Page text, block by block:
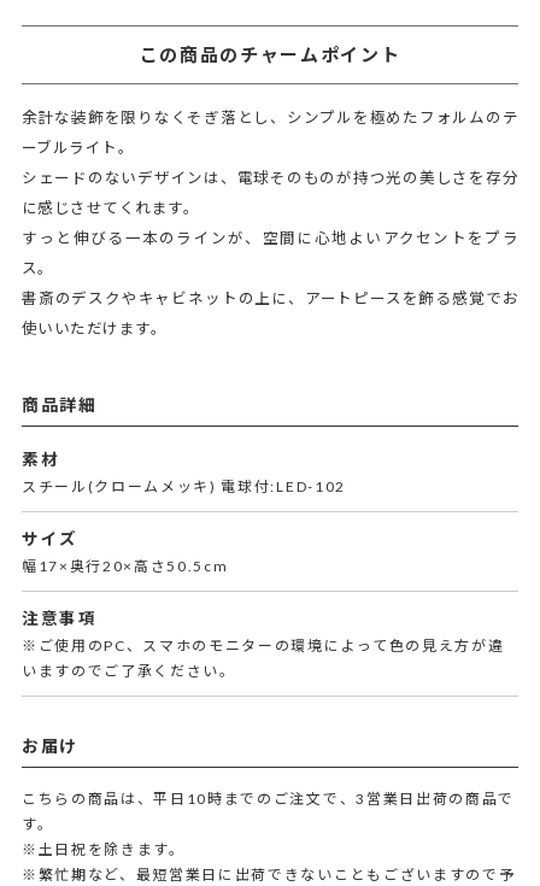
この商品のチャームポイント
余計な装飾を限りなくそぎ落とし、シンプルを極めたフォルムのテ
ーブルライト。
シェードのないデザインは、電球そのものが持つ光の美しさを存分
に感じさせてくれます。
すっと伸びる一本のラインが、空間に心地よいアクセントをプラ
ス。
書斎のデスクやキャビネットの上に、アートピースを飾る感覚でお
使いいただけます。
商品詳細
素材
スチール(クロームメッキ) 電球付:LED-102
サイズ
幅17×奥行20×高さ50.5cm
注意事項
※ご使用のPC、スマホのモニターの環境によって色の見え方が違
いますのでご了承ください。
お届け
こちらの商品は、平日10時までのご注文で、3営業日出荷の商品で
す。
※土日祝を除きます。
※繁忙期など、最短営業日に出荷できないこともございますので予